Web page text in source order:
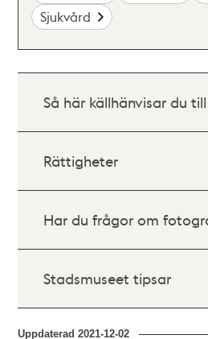
Sjukvård
Så här källhänvisar du
Rättigheter
Har du frågor om
Stadsmuseet tipsar
Uppdaterad2021-12-02